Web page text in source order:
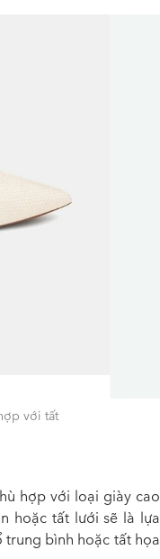
với tất
hợp với loại giày cao
hoặc tất lưới sẽ là lựa
bình hoặc tất họa